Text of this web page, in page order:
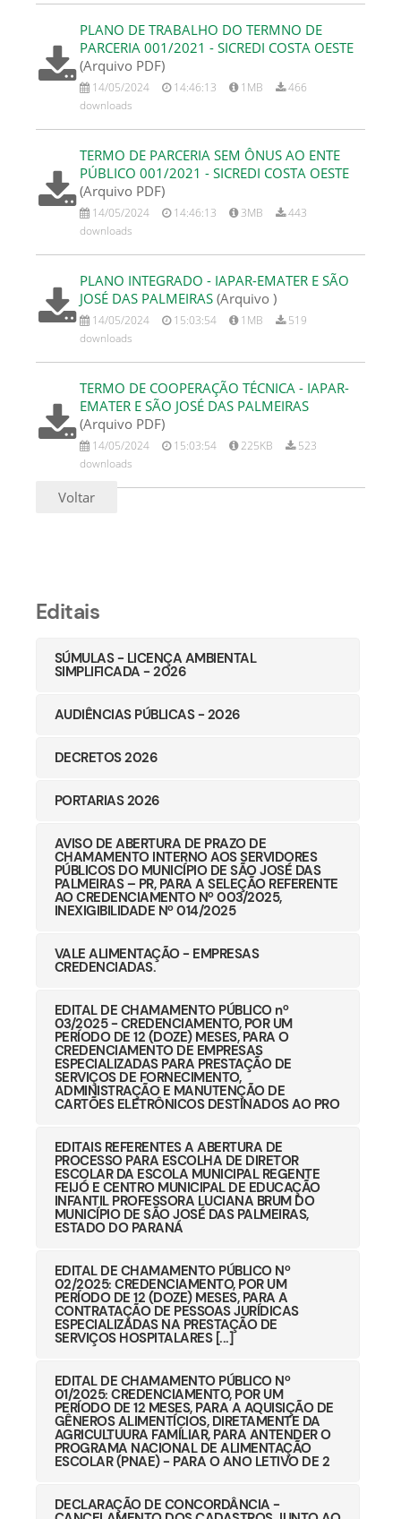
PLANO DE TRABALHO DO TERMNO DE
PARCERIA 001/2021 - SICREDI COSTA OESTE
(Arquivo PDF)
14/05/2024 14:46:13 1MB
466
downloads
TERMO DE PARCERIA SEM ÔNUS AO ENTE
PÚBLICO 001/2021 - SICREDI COSTA OESTE
(Arquivo PDF)
14/05/2024 14:46:13 3MB
443
downloads
PLANO INTEGRADO - IAPAR-EMATER E SÃO
JOSÉ DAS PALMEIRAS (Arquivo )
14/05/2024 15:03:54 1MB
519
downloads
TERMO DE COOPERAÇÃO TÉCNICA - IAPAR-
EMATER E SÃO JOSÉ DAS PALMEIRAS
(Arquivo PDF)
14/05/2024 15:03:54 225KB
523
downloads
Voltar
Editais
SÚMULAS - LICENÇA AMBIENTAL
SIMPLIFICADA - 2026
AUDIÊNCIAS PÚBLICAS - 2026
DECRETOS 2026
PORTARIAS 2026
AVISO DE ABERTURA DE PRAZO DE
CHAMAMENTO INTERNO AOS SERVIDORES
PÚBLICOS DO MUNICÍPIO DE SÃO JOSÉ DAS
PALMEIRAS – PR, PARA A SELEÇÃO REFERENTE
AO CREDENCIAMENTO Nº 003/2025,
INEXIGIBILIDADE Nº 014/2025
VALE ALIMENTAÇÃO - EMPRESAS
CREDENCIADAS.
EDITAL DE CHAMAMENTO PÚBLICO nº
03/2025 - CREDENCIAMENTO, POR UM
PERÍODO DE 12 (DOZE) MESES, PARA O
CREDENCIAMENTO DE EMPRESAS
ESPECIALIZADAS PARA PRESTAÇÃO DE
SERVIÇOS DE FORNECIMENTO,
ADMINISTRAÇÃO E MANUTENÇÃO DE
CARTÕES ELETRÔNICOS DESTINADOS AO PRO
EDITAIS REFERENTES A ABERTURA DE
PROCESSO PARA ESCOLHA DE DIRETOR
ESCOLAR DA ESCOLA MUNICIPAL REGENTE
FEIJÓ E CENTRO MUNICIPAL DE EDUCAÇÃO
INFANTIL PROFESSORA LUCIANA BRUM DO
MUNICÍPIO DE SÃO JOSÉ DAS PALMEIRAS,
ESTADO DO PARANÁ
EDITAL DE CHAMAMENTO PÚBLICO Nº
02/2025: CREDENCIAMENTO, POR UM
PERÍODO DE 12 (DOZE) MESES, PARA A
CONTRATAÇÃO DE PESSOAS JURÍDICAS
ESPECIALIZADAS NA PRESTAÇÃO DE
SERVIÇOS HOSPITALARES [...]
EDITAL DE CHAMAMENTO PÚBLICO Nº
01/2025: CREDENCIAMENTO, POR UM
PERÍODO DE 12 MESES, PARA A AQUISIÇÃO DE
GÊNEROS ALIMENTÍCIOS, DIRETAMENTE DA
AGRICULTUURA FAMÍLIAR, PARA ANTENDER O
PROGRAMA NACIONAL DE ALIMENTAÇÃO
ESCOLAR (PNAE) - PARA O ANO LETIVO DE 2
DECLARAÇÃO DE CONCORDÂNCIA -